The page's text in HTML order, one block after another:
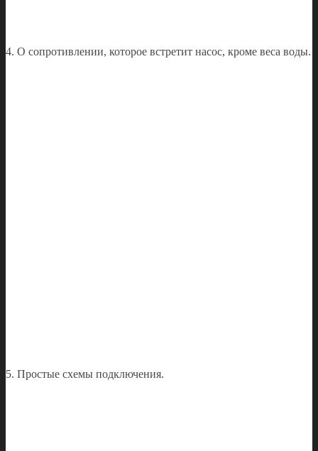
4. О сопротивлении, которое встретит насос, кроме веса воды.
5. Простые схемы подключения.